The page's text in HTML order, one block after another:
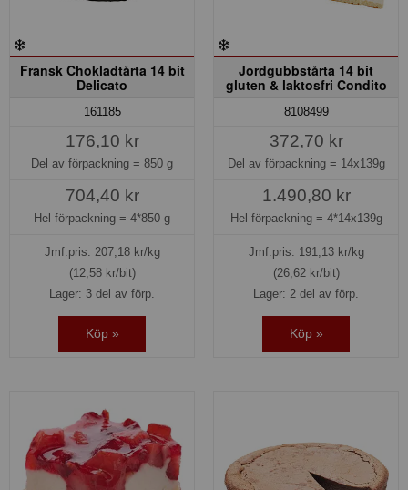
Fransk Chokladtårta 14 bit
Delicato
161185
176,10 kr
Del av förpackning = 850 g
704,40 kr
Hel förpackning = 4*850 g
Jmf.pris: 207,18kr/kg
(12,58 kr/bit)
Lager: 3 del av förp.
Köp »
Jordgubbstårta 14 bit
gluten & laktosfri Condito
8108499
372,70 kr
Del av förpackning = 14x139g
1.490,80 kr
Hel förpackning = 4*14x139g
Jmf.pris: 191,13kr/kg
(26,62 kr/bit)
Lager: 2 del av förp.
Köp »